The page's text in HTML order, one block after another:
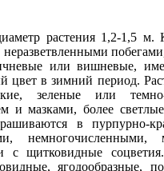
растения 1,2-1,5 м.
или вишневые,
цвет в зимний период.
зеленые или
и мазками, более
в пурпурно-
немногочисленными,
с щитковидные
ягодообразные,